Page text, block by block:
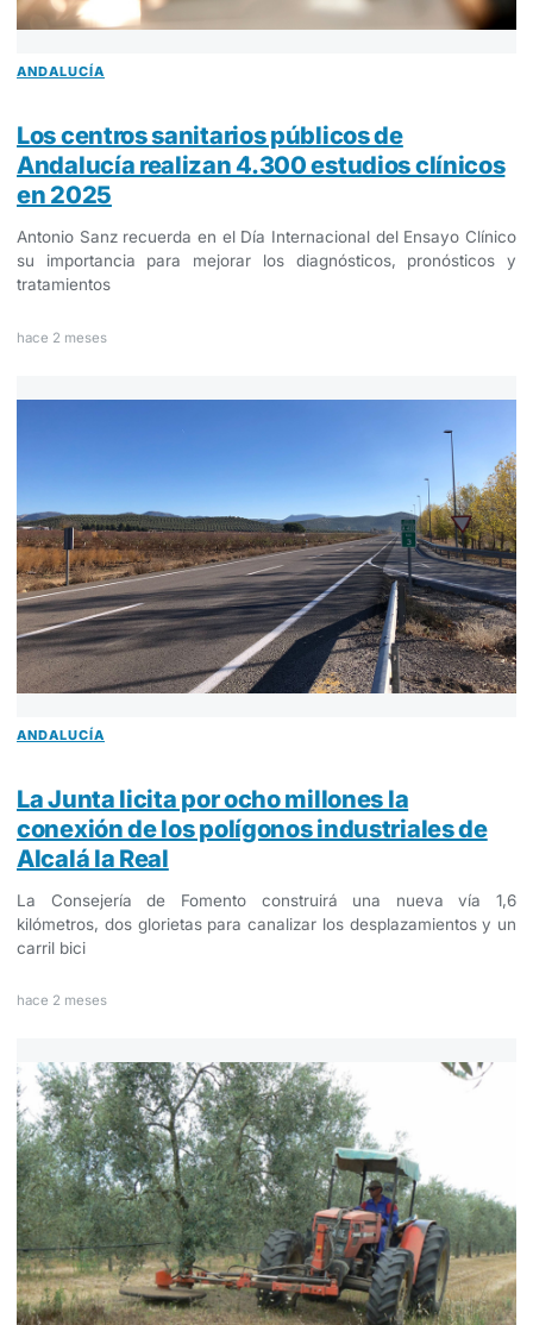
ANDALUCÍA
Los centros sanitarios públicos de
Andalucía realizan 4.300 estudios clínicos
en 2025
Antonio Sanz recuerda en el Día Internacional del Ensayo Clínico
su importancia para mejorar los diagnósticos, pronósticos y
tratamientos
hace 2 meses
ANDALUCÍA
La Junta licita por ocho millones la
conexión de los polígonos industriales de
Alcalá la Real
La Consejería de Fomento construirá una nueva vía 1,6
kilómetros, dos glorietas para canalizar los desplazamientos y un
carril bici
hace 2 meses